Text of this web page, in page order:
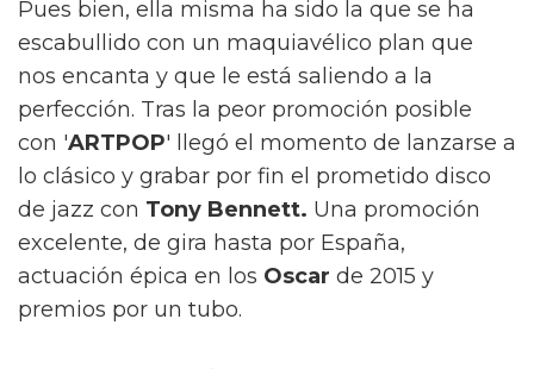
Pues bien, ella misma ha sido la que se ha
escabullido con un maquiavélico plan que
nos encanta y que le está saliendo a la
perfección. Tras la peor promoción posible
con 'ARTPOP' llegó el momento de lanzarse a
lo clásico y grabar por fin el prometido disco
de jazz con Tony Bennett. Una promoción
excelente, de gira hasta por España,
actuación épica en los Oscar de 2015 y
premios por un tubo.